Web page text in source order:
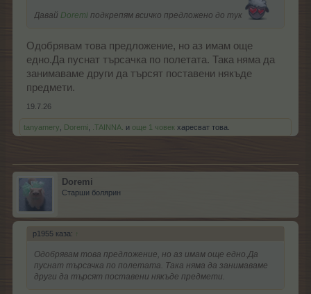
Давай Doremi подкрепям всичко предложено до тук
Одобрявам това предложение, но аз имам още
едно.Да пуснат търсачка по полетата. Така няма да
занимаваме други да търсят поставени някъде
предмети.
19.7.26
tanyamery Doremi .TAINNA. и още 1 човек харесват това.
Doremi
Старши болярин
p1955 каза: ↑
Одобрявам това предложение, но аз имам още едно.Да
пуснат търсачка по полетата. Така няма да занимаваме
други да търсят поставени някъде предмети.